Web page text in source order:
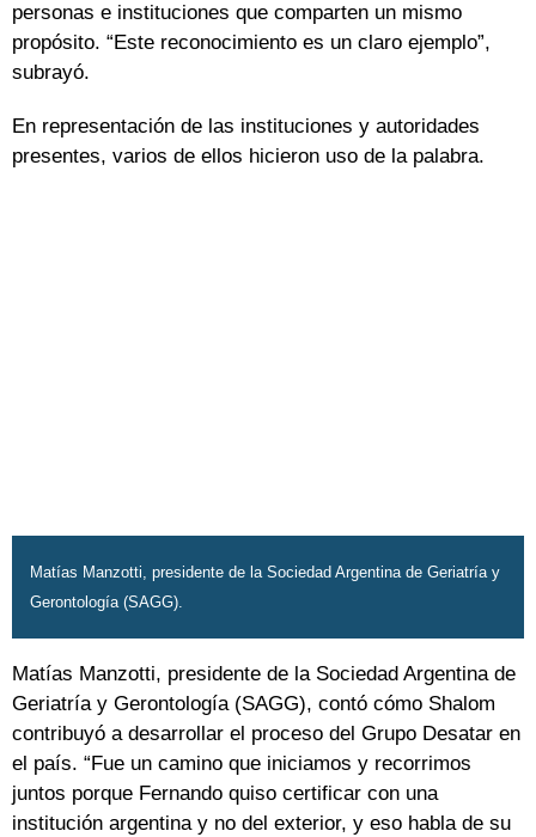
personas e instituciones que comparten un mismo
propósito. “Este reconocimiento es un claro ejemplo”,
subrayó.
En representación de las instituciones y autoridades
presentes, varios de ellos hicieron uso de la palabra.
Matías Manzotti, presidente de la Sociedad Argentina de Geriatría y
Gerontología (SAGG).
Matías Manzotti, presidente de la Sociedad Argentina de
Geriatría y Gerontología (SAGG), contó cómo Shalom
contribuyó a desarrollar el proceso del Grupo Desatar en
el país. “Fue un camino que iniciamos y recorrimos
juntos porque Fernando quiso certificar con una
institución argentina y no del exterior, y eso habla de su